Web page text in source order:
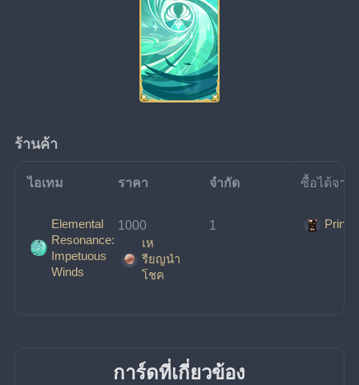
ร้านค้า
ไอเทม ราคา จำกัด ซื้อได้จาก
Elemental
Resonance:
Impetuous
Winds
1000
เห
รียญนํา
โชค
1 Prince
การ์ดที่เกี่ยวข้อง